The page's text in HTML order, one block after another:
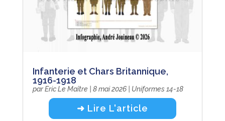
Infanterie et Chars Britannique,
1916-1918
parEric Le Maître 8 mai 2026| Uniformes 14-18
➜ Lire L'article